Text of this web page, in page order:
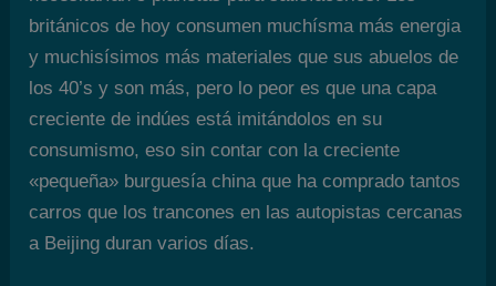
británicos de hoy consumen muchísma más energia
y muchisísimos más materiales que sus abuelos de
los 40’s y son más, pero lo peor es que una capa
creciente de indúes está imitándolos en su
consumismo, eso sin contar con la creciente
«pequeña» burguesía china que ha comprado tantos
carros que los trancones en las autopistas cercanas
a Beijing duran varios días.